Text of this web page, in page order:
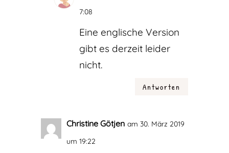
7:08
Eine englische Version
gibt es derzeit leider
nicht.
Antworten
Christine Götjen am 30. März 2019
um 19:22